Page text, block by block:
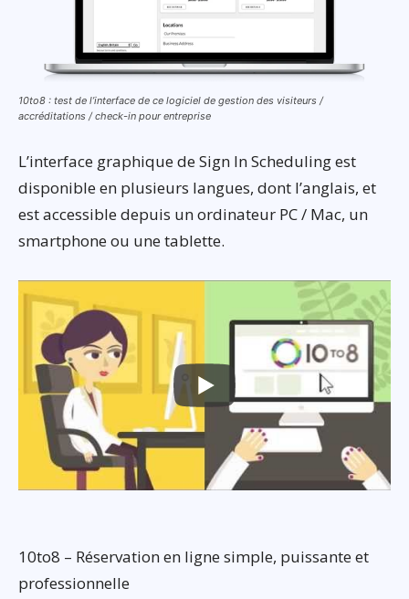
10to8 : test de l’interface de ce logiciel de gestion des visiteurs /
accréditations / check-in pour entreprise
L’interface graphique de Sign In Scheduling est
disponible en plusieurs langues, dont l’anglais, et
est accessible depuis un ordinateur PC / Mac, un
smartphone ou une tablette.
10to8 – Réservation en ligne simple, puissante et
professionnelle